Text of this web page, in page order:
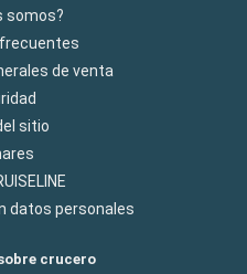
somos?
de venta
sitio
datos personales
crucero